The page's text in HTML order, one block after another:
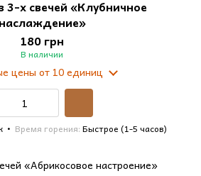
3-х свечей «Клубничное
наслаждение»
180 грн
В наличии
цены от 10 единиц
Время горения Быстрое (1-5 часов)